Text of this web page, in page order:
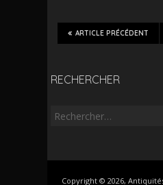
ARTICLE PRÉCÉDENT
RECHERCHER
Rechercher :
Copyright © 2026,